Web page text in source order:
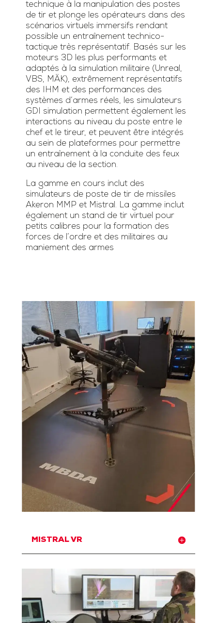
technique à la manipulation des postes
de tir et plonge les opérateurs dans des
scénarios virtuels immersifs rendant
possible un entraînement technico-
tactique très représentatif. Basés sur les
moteurs 3D les plus performants et
adaptés à la simulation militaire (Unreal,
VBS, MÄK), extrêmement représentatifs
des IHM et des performances des
systèmes d’armes réels, les simulateurs
GDI simulation permettent également les
interactions au niveau du poste entre le
chef et le tireur, et peuvent être intégrés
au sein de plateformes pour permettre
un entraînement à la conduite des feux
au niveau de la section.
La gamme en cours inclut des
simulateurs de poste de tir de missiles
Akeron MMP et Mistral. La gamme inclut
également un stand de tir virtuel pour
petits calibres pour la formation des
forces de l’ordre et des militaires au
maniement des armes
MISTRAL VR